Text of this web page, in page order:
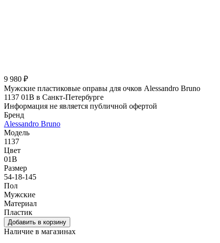
9 980 ₽
Мужские пластиковые оправы для очков Alessandro Bruno
1137 01B в Санкт-Петербурге
Информация не является публичной офертой
Бренд
Alessandro Bruno
Модель
1137
Цвет
01B
Размер
54-18-145
Пол
Мужские
Материал
Пластик
Наличие в магазинах